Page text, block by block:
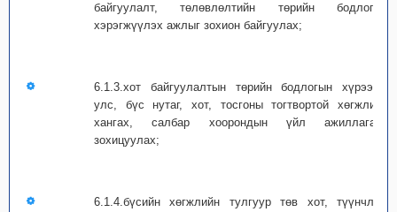
байгуулалт, төлөвлөлтийн төрийн бодлогыг
хэрэгжүүлэх ажлыг зохион байгуулах;
6.1.3.хот байгуулалтын төрийн бодлогын хүрээнд
улс, бүс нутаг, хот, тосгоны тогтвортой хөгжлийг
хангах, салбар хоорондын үйл ажиллагааг
зохицуулах;
6.1.4.бүсийн хөгжлийн тулгуур төв хот, түүнчлэн